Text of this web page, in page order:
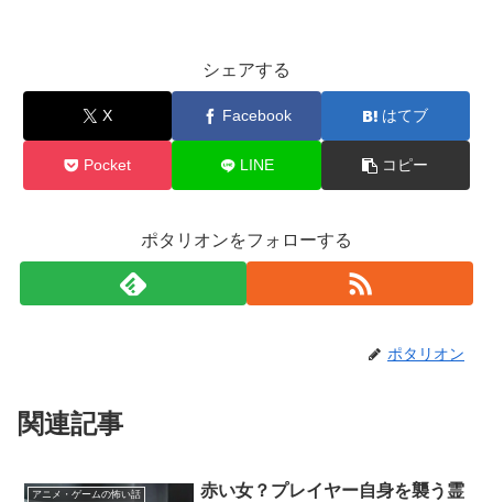
シェアする
X Facebook はてブ
Pocket LINE コピー
ポタリオンをフォローする
ポタリオン
関連記事
アニメ・ゲームの怖い話 赤い女？プレイヤー自身を襲う霊